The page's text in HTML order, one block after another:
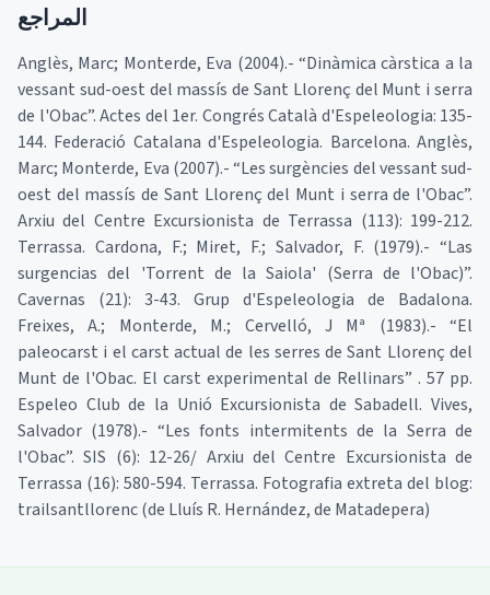
المراجع
Anglès, Marc; Monterde, Eva (2004).- “Dinàmica càrstica a la
vessant sud-oest del massís de Sant Llorenç del Munt i serra
de l'Obac”. Actes del 1er. Congrés Català d'Espeleologia: 135-
144. Federació Catalana d'Espeleologia. Barcelona. Anglès,
Marc; Monterde, Eva (2007).- “Les surgències del vessant sud-
oest del massís de Sant Llorenç del Munt i serra de l'Obac”.
Arxiu del Centre Excursionista de Terrassa (113): 199-212.
Terrassa. Cardona, F.; Miret, F.; Salvador, F. (1979).- “Las
surgencias del 'Torrent de la Saiola' (Serra de l'Obac)”.
Cavernas (21): 3-43. Grup d'Espeleologia de Badalona.
Freixes, A.; Monterde, M.; Cervelló, J Mª (1983).- “El
paleocarst i el carst actual de les serres de Sant Llorenç del
Munt de l'Obac. El carst experimental de Rellinars” . 57 pp.
Espeleo Club de la Unió Excursionista de Sabadell. Vives,
Salvador (1978).- “Les fonts intermitents de la Serra de
l'Obac”. SIS (6): 12-26/ Arxiu del Centre Excursionista de
Terrassa (16): 580-594. Terrassa. Fotografia extreta del blog:
trailsantllorenc (de Lluís R. Hernández, de Matadepera)